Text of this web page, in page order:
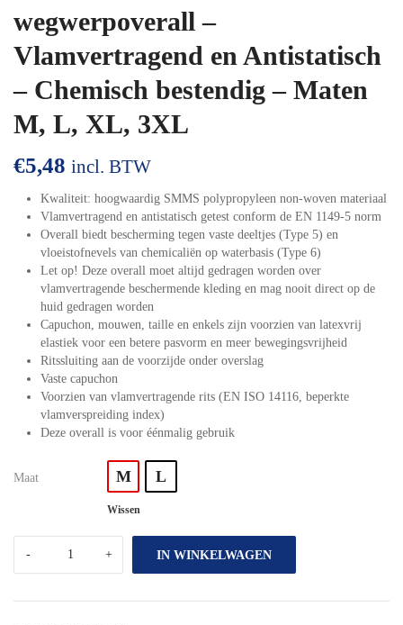
wegwerpoverall –
Vlamvertragend en Antistatisch
– Chemisch bestendig – Maten
M, L, XL, 3XL
€5,48 incl. BTW
Kwaliteit: hoogwaardig SMMS polypropyleen non-woven materiaal
Vlamvertragend en antistatisch getest conform de EN 1149-5 norm
Overall biedt bescherming tegen vaste deeltjes (Type 5) en
vloeistofnevels van chemicaliën op waterbasis (Type 6)
Let op! Deze overall moet altijd gedragen worden over
vlamvertragende beschermende kleding en mag nooit direct op de
huid gedragen worden
Capuchon, mouwen, taille en enkels zijn voorzien van latexvrij
elastiek voor een betere pasvorm en meer bewegingsvrijheid
Ritssluiting aan de voorzijde onder overslag
Vaste capuchon
Voorzien van vlamvertragende rits (EN ISO 14116, beperkte
vlamverspreiding index)
Deze overall is voor éénmalig gebruik
Maat M L
Wissen
IN WINKELWAGEN